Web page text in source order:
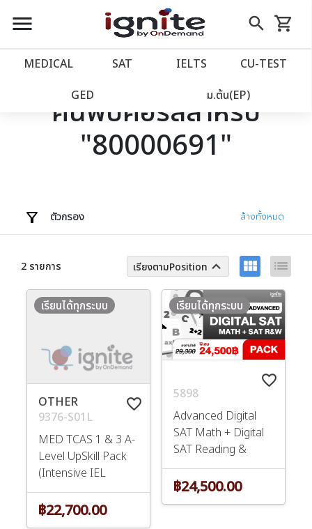
close
account_balance หน้าแรก
เว็บไซต์อิกไนท์
โปรโมชั่น
account_circle เข้าสู่ระบบ
menu search
Skip
to
shopping_cart
รถเข็น
MEDICAL SAT IELTS CU‑TEST
GED ม.ต้น(EP)
ค้นพบคอร์สสำหรับ
"80000691"
ตัวกรอง ล้างทั้งหมด
2 รายการ เรียงตามPosition keyboard_arrow_up view_module list
favorite_border
OTHER
9376-S01L
MED TCAS 1 & 3 A-
Level UpSkill Pack
(Intensive IEL
เรียนได้ทุกระบบ
฿22,700.00
favorite_border
5898
Advanced Digital
SAT Math + Digital
SAT Reading &
Writing
เรียนได้ทุกระบบ
฿24,500.00